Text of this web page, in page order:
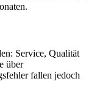
Service, Qualität
über
fallen jedoch